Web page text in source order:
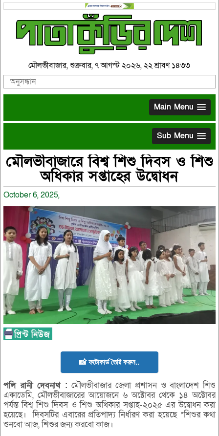
মৌলভীবাজার, শুক্রবার, ৭ আগস্ট ২০২৬, ২২ শ্রাবণ ১৪৩৩
Main Menu
Sub Menu
মৌলভীবাজারে বিশ্ব শিশু দিবস ও শিশু
অধিকার সপ্তাহের উদ্বোধন
October 6, 2025,
📸 ফটোকার্ড তৈরি করুন..
পলিরানীদেবনাথ : মৌলভীবাজার জেলা প্রশাসন ও বাংলাদেশ শিশু
একাডেমি, মৌলভীবাজারের আয়োজনে ৬ অক্টোবর থেকে ১৪ অক্টোবর
পর্যন্ত বিশ্ব শিশু দিবস ও শিশু অধিকার সপ্তাহ-২০২৫ এর উদ্বোধন করা
হয়েছে। দিবসটির এবারের প্রতিপাদ্য নির্ধারণ করা হয়েছে “শিশুর কথা
শুনবো আজ, শিশুর জন্য করবো কাজ।